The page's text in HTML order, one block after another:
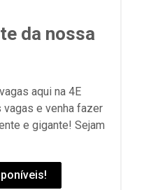
da nossa
aqui na 4E
e venha fazer
e gigante! Sejam